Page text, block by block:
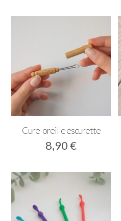
Cure-oreille escurette
8,90€